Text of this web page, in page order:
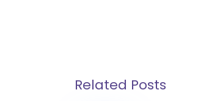
Related Posts